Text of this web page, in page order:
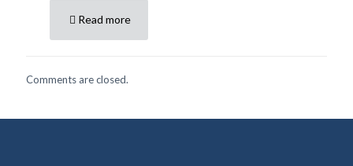
Read more
Comments are closed.